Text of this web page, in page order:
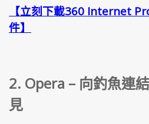
【立刻下載360 Internet
件】
2. Opera – 向釣魚連
見